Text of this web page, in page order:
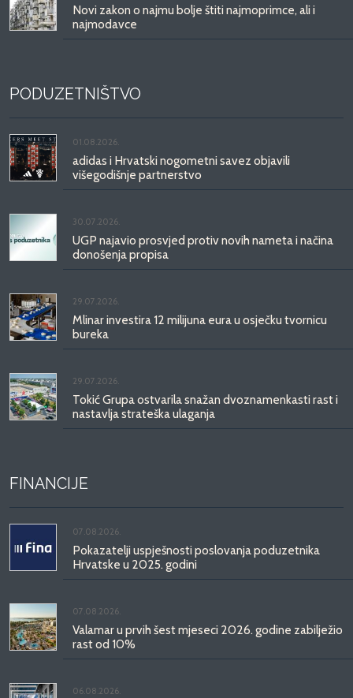
Novi zakon o najmu bolje štiti najmoprimce, ali i
najmodavce
PODUZETNIŠTVO
01.08.2026.
adidas i Hrvatski nogometni savez objavili
višegodišnje partnerstvo
30.07.2026.
UGP najavio prosvjed protiv novih nameta i načina
donošenja propisa
29.07.2026.
Mlinar investira 12 milijuna eura u osječku tvornicu
bureka
29.07.2026.
Tokić Grupa ostvarila snažan dvoznamenkasti rast i
nastavlja strateška ulaganja
FINANCIJE
07.08.2026.
Pokazatelji uspješnosti poslovanja poduzetnika
Hrvatske u 2025. godini
07.08.2026.
Valamar u prvih šest mjeseci 2026. godine zabilježio
rast od 10%
06.08.2026.